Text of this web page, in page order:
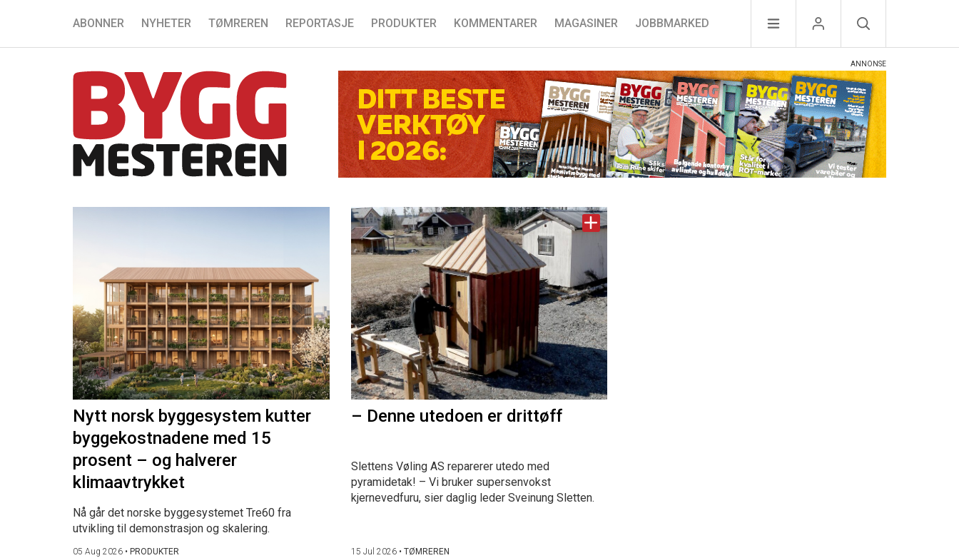
ABONNER NYHETER TØMREREN REPORTASJE PRODUKTER KOMMENTARER MAGASINER JOBBMARKED
Nytt norsk byggesystem kutter
byggekostnadene med 15
prosent – og halverer
klimaavtrykket
Nå går det norske byggesystemet Tre60 fra
utvikling til demonstrasjon og skalering.
05 Aug 2026 • PRODUKTER
– Denne utedoen er drittøff
Slettens Vøling AS reparerer utedo med
pyramidetak! – Vi bruker supersenvokst
kjernevedfuru, sier daglig leder Sveinung Sletten.
15 Jul 2026• TØMREREN